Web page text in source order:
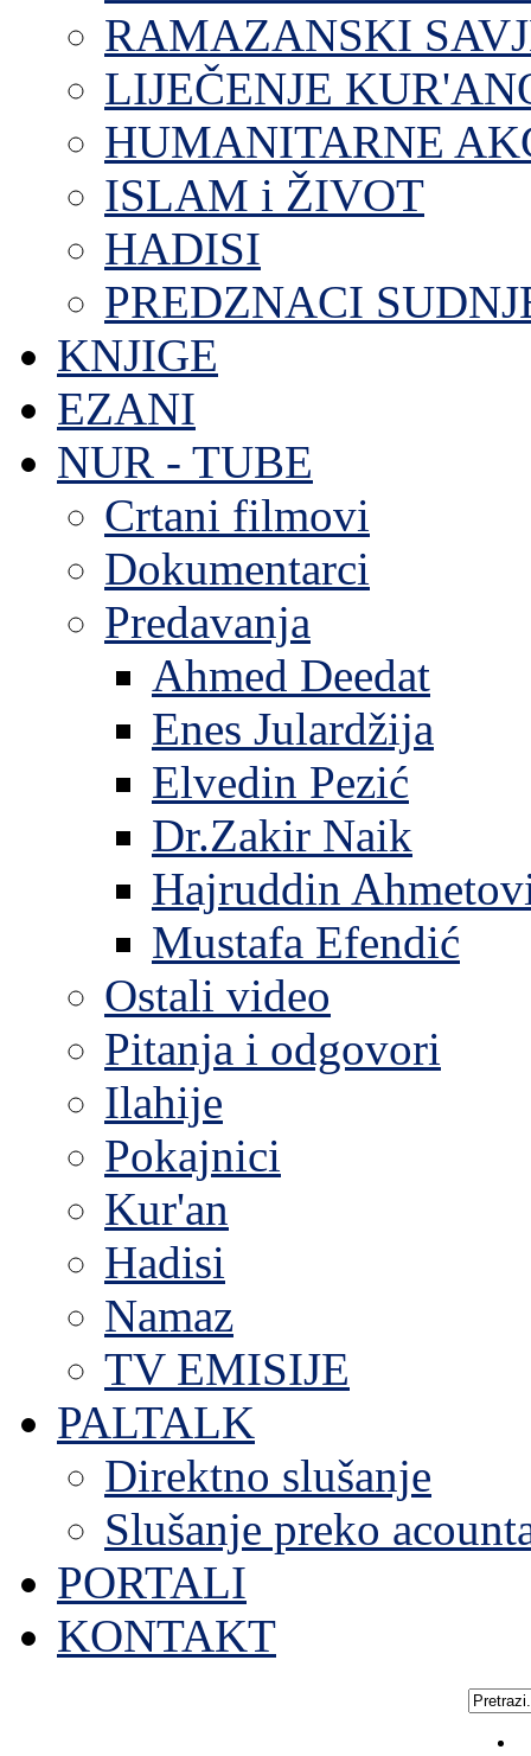
RAMAZANSKI
LIJEČENJE
HUMANITARNE
ISLAM i ŽIVOT
HADISI
PREDZNACI
KNJIGE
EZANI
NUR - TUBE
Crtani filmovi
Dokumentarci
Predavanja
Ahmed Deedat
Enes Julardžija
Elvedin Pezić
Dr.Zakir Naik
Hajruddin
Mustafa Efendić
Ostali video
Pitanja i odgovori
Ilahije
Pokajnici
Kur'an
Hadisi
Namaz
TV EMISIJE
PALTALK
Direktno slušanje
Slušanje preko
PORTALI
KONTAKT